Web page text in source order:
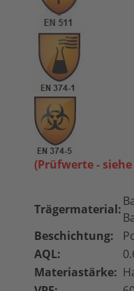
(Prüfwerte -
Trägermaterial:
Beschichtung:
AQL:
Materiastärke: